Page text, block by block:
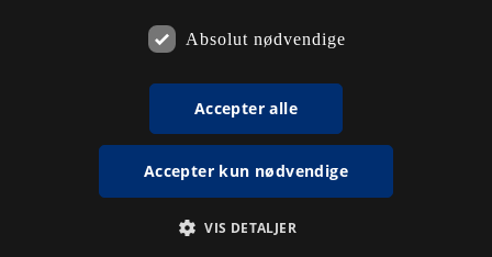
Absolut nødvendige
Accepter alle
Accepter kun nødvendige
VIS DETALJER